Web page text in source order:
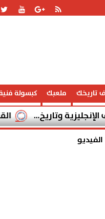
تاريخك ملعبك كبسولة
القنوات
الفيديو